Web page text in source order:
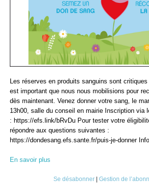
Les réserves en produits sanguins sont critiques
est important que nous nous mobilisions pour
dès maintenant. Venez donner votre sang, le
13h00, salle du conseil en mairie Inscription via
: https://efs.link/bRvDu Pour tester votre
répondre aux questions suivantes :
https://dondesang.efs.sante.fr/puis-je-donner
En savoir plus
Se désabonner
Gestion de